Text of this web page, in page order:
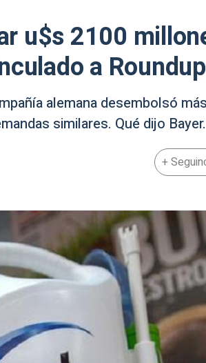
u$s 2100
a Roundup
alemana desembolsó
similares. Qué dijo Bayer.
+